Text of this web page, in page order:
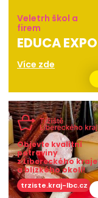
Veletrh škol a
firem
EDUCA EXPO
Více zde
Objevte kvalitní
potraviny
z Libereckého kraje
a blízkého okolí!
trziste.kraj-lbc.cz